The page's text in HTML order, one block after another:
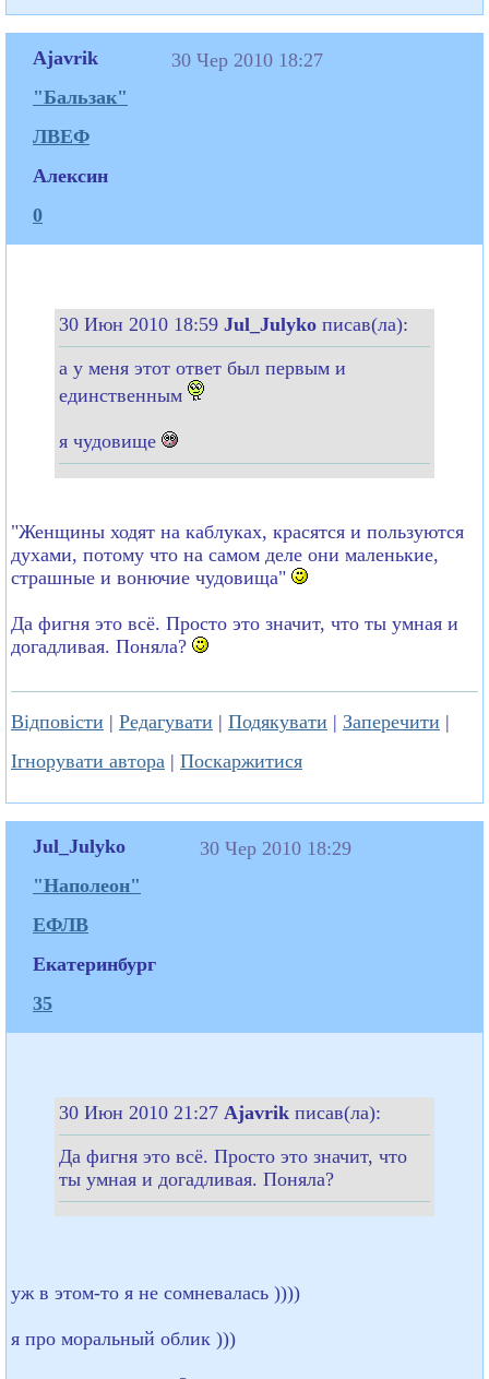
Ajavrik
"Бальзак"
ЛВЕФ
Алексин
0
30 Чер 2010 18:27
30 Июн 2010 18:59 Jul_Julyko писав(ла):
а у меня этот ответ был первым и
единственным
я чудовище
"Женщины ходят на каблуках, красятся и пользуются
духами, потому что на самом деле они маленькие,
страшные и вонючие чудовища"
Да фигня это всё. Просто это значит, что ты умная и
догадливая. Поняла?
Відповісти | Редагувати | Подякувати | Заперечити |
Ігнорувати автора | Поскаржитися
Jul_Julyko
"Наполеон"
ЕФЛВ
Екатеринбург
35
30 Чер 2010 18:29
30 Июн 2010 21:27 Ajavrik писав(ла):
Да фигня это всё. Просто это значит, что
ты умная и догадливая. Поняла?
уж в этом-то я не сомневалась ))))
я про моральный облик )))